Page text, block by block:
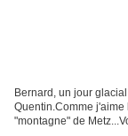
Bernard, un jour
Quentin.Comme j'aime
"montagne" de